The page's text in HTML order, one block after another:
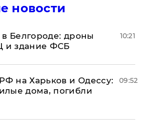
новости
Белгороде: дроны
и здание ФСБ
10:21
на Харьков и Одессу:
дома, погибли
09:52